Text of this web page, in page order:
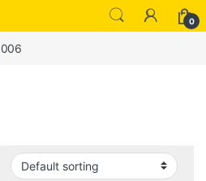
0
006